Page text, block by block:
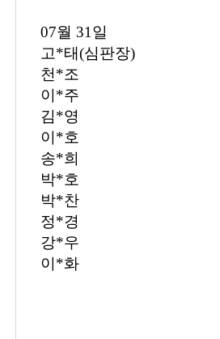
07월 31일
고*태(심판장)
천*조
이*주
김*영
이*호
송*희
박*호
박*찬
정*경
강*우
이*화